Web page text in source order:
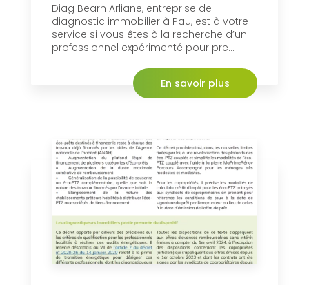
Diag Bearn Arliane, entreprise de
diagnostic immobilier à Pau, est à votre
service si vous êtes à la recherche d’un
professionnel expérimenté pour pre...
En savoir plus